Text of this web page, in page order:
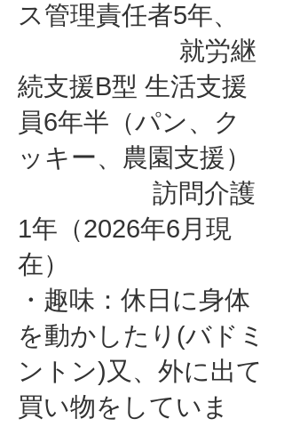
ス管理責任者5年、
就労継
続支援B型 生活支援
員6年半（パン、ク
ッキー、農園支援）
訪問介護
1年（2026年6月現
在）
・趣味：休日に身体
を動かしたり(バドミ
ントン)又、外に出て
買い物をしていま